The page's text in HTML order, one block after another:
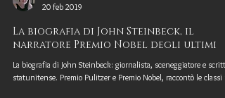
Nina Ferrari
20 feb 2019
La biografia di John Steinbeck, il
narratore Premio Nobel degli ultimi